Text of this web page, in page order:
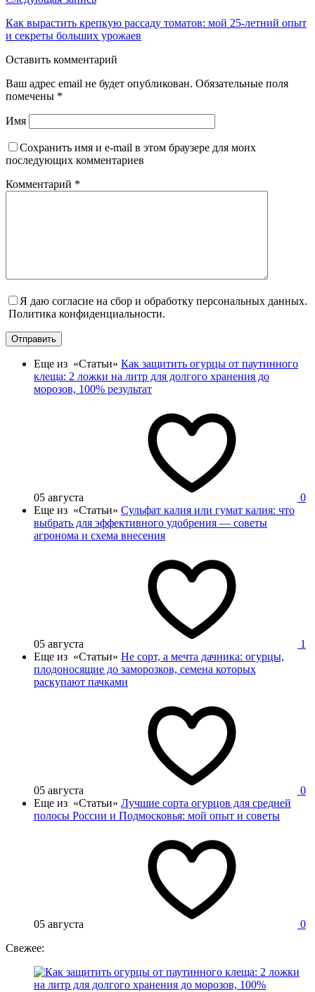
Как вырастить крепкую рассаду томатов: мой 25-летний опыт
и секреты больших урожаев
Оставить комментарий
Ваш адрес email не будет опубликован. Обязательные поля
помечены *
Имя
Сохранить имя и e-mail в этом браузере для моих
последующих комментариев
Комментарий *
Я даю согласие на сбор и обработку персональных данных.
Политика конфиденциальности.
Отправить
Еще из «Статьи» Как защитить огурцы от паутинного
клеща: 2 ложки на литр для долгого хранения до
морозов, 100% результат
05 августа
0
Еще из «Статьи» Сульфат калия или гумат калия: что
выбрать для эффективного удобрения — советы
агронома и схема внесения
05 августа
1
Еще из «Статьи» Не сорт, а мечта дачника: огурцы,
плодоносящие до заморозков, семена которых
раскупают пачками
05 августа
0
Еще из «Статьи» Лучшие сорта огурцов для средней
полосы России и Подмосковья: мой опыт и советы
05 августа
0
Свежее: